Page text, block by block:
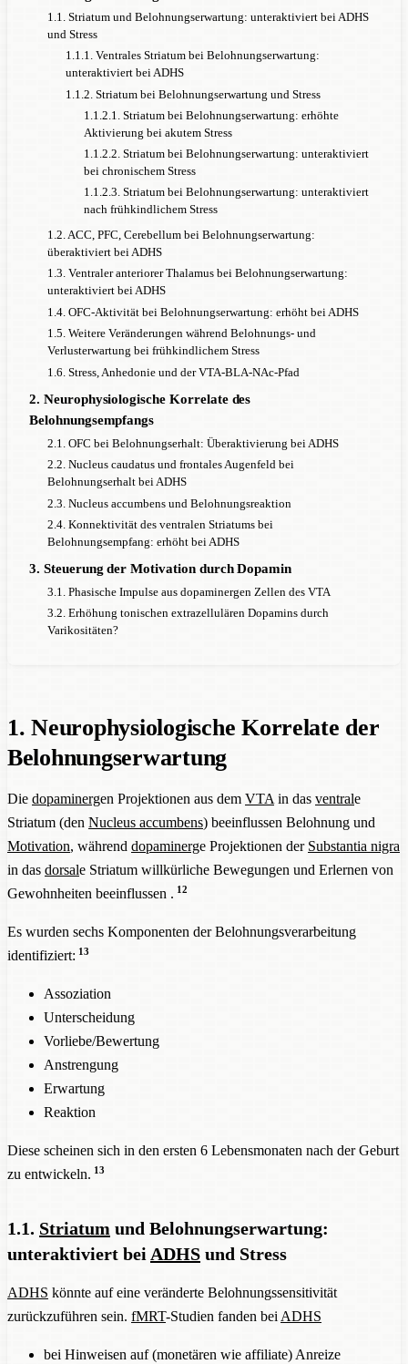
1.1. Striatum und Belohnungserwartung: unteraktiviert bei ADHS
und Stress
1.1.1. Ventrales Striatum bei Belohnungserwartung:
unteraktiviert bei ADHS
1.1.2. Striatum bei Belohnungserwartung und Stress
1.1.2.1. Striatum bei Belohnungserwartung: erhöhte
Aktivierung bei akutem Stress
1.1.2.2. Striatum bei Belohnungserwartung: unteraktiviert
bei chronischem Stress
1.1.2.3. Striatum bei Belohnungserwartung: unteraktiviert
nach frühkindlichem Stress
1.2. ACC, PFC, Cerebellum bei Belohnungserwartung:
überaktiviert bei ADHS
1.3. Ventraler anteriorer Thalamus bei Belohnungserwartung:
unteraktiviert bei ADHS
1.4. OFC-Aktivität bei Belohnungserwartung: erhöht bei ADHS
1.5. Weitere Veränderungen während Belohnungs- und
Verlusterwartung bei frühkindlichem Stress
1.6. Stress, Anhedonie und der VTA-BLA-NAc-Pfad
2. Neurophysiologische Korrelate des
Belohnungsempfangs
2.1. OFC bei Belohnungserhalt: Überaktivierung bei ADHS
2.2. Nucleus caudatus und frontales Augenfeld bei
Belohnungserhalt bei ADHS
2.3. Nucleus accumbens und Belohnungsreaktion
2.4. Konnektivität des ventralen Striatums bei
Belohnungsempfang: erhöht bei ADHS
3. Steuerung der Motivation durch Dopamin
3.1. Phasische Impulse aus dopaminergen Zellen des VTA
3.2. Erhöhung tonischen extrazellulären Dopamins durch
Varikositäten?
1. Neurophysiologische Korrelate der
Belohnungserwartung
Die dopaminergen Projektionen aus dem VTA in das ventrale
Striatum (den Nucleus accumbens) beeinflussen Belohnung und
Motivation, während dopaminerge Projektionen der Substantia nigra
in das dorsale Striatum willkürliche Bewegungen und Erlernen von
Gewohnheiten beeinflussen . 12
Es wurden sechs Komponenten der Belohnungsverarbeitung
identifiziert: 13
Assoziation
Unterscheidung
Vorliebe/Bewertung
Anstrengung
Erwartung
Reaktion
Diese scheinen sich in den ersten 6 Lebensmonaten nach der Geburt
zu entwickeln. 13
1.1. Striatum und Belohnungserwartung:
unteraktiviert bei ADHS und Stress
ADHS könnte auf eine veränderte Belohnungssensitivität
zurückzuführen sein. fMRT-Studien fanden bei ADHS
bei Hinweisen auf (monetären wie affiliate) Anreize